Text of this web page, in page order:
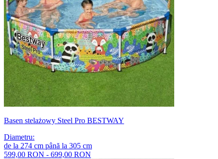
Basen stelażowy Steel Pro BESTWAY
Diametru:
de la 274 cm până la 305 cm
599,00 RON - 699,00 RON